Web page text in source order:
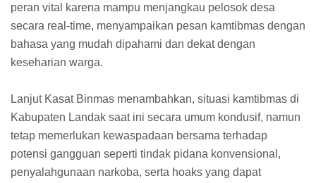
peran vital karena mampu menjangkau pelosok desa
secara real-time, menyampaikan pesan kamtibmas dengan
bahasa yang mudah dipahami dan dekat dengan
keseharian warga.
Lanjut Kasat Binmas menambahkan, situasi kamtibmas di
Kabupaten Landak saat ini secara umum kondusif, namun
tetap memerlukan kewaspadaan bersama terhadap
potensi gangguan seperti tindak pidana konvensional,
penyalahgunaan narkoba, serta hoaks yang dapat